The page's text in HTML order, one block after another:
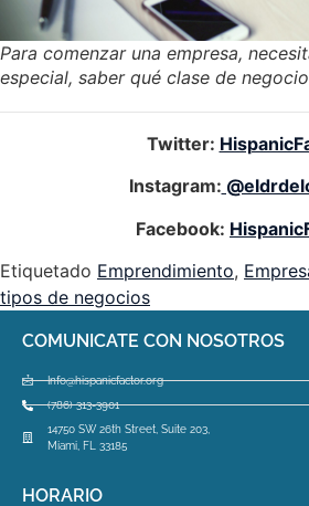
Para comenzar una empresa,
especial, saber qué clase de
Twitter:
Instagram:
Facebook:
Etiquetado Emprendimiento,
tipos de negocios
COMUNICATE CON NOSOTROS
Info@hispanicfactor.org
(786) 313-3901
14750 SW 26th Street, Suite 203,
Miami, FL 33185
HORARIO